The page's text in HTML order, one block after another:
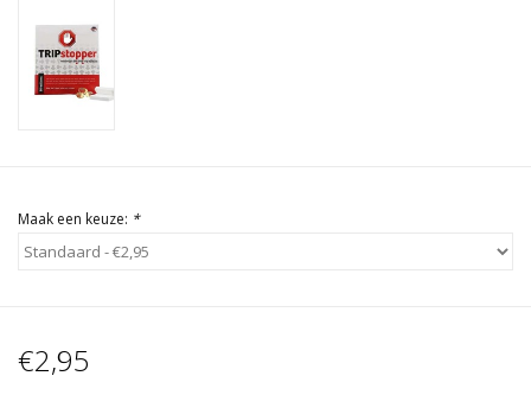
Maak een keuze: *
€2,95